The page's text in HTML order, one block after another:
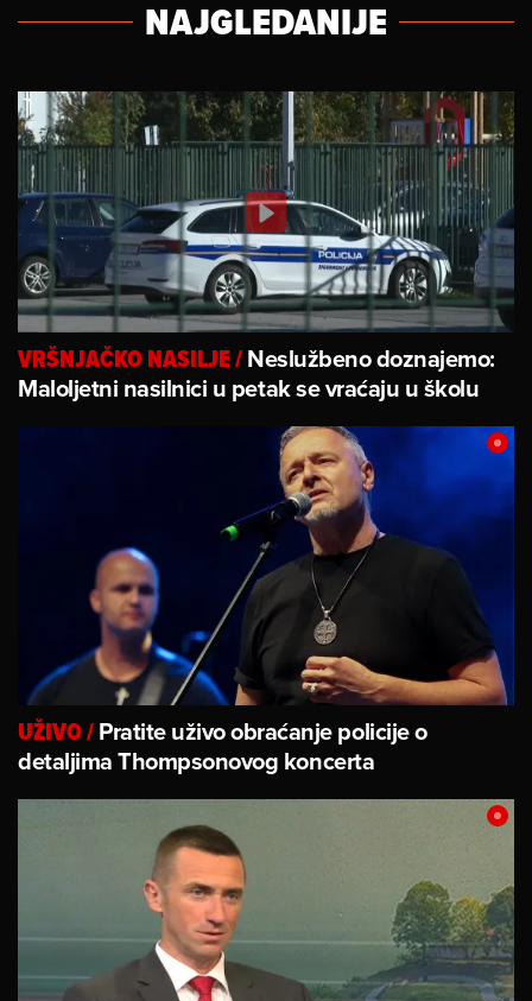
NAJGLEDANIJE
VRŠNJAČKO NASILJE/Neslužbeno doznajemo:
Maloljetni nasilnici u petak se vraćaju u školu
UŽIVO/Pratite uživo obraćanje policije o
detaljima Thompsonovog koncerta